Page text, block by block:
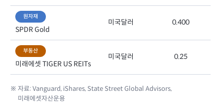
원자재
SPDR Gold
미국달러 0.400
부동산
미래에셋 TIGER US REITs
미국달러 0.25
※ 자료: Vanguard, iShares, State Street Global Advisors,
미래에셋자산운용